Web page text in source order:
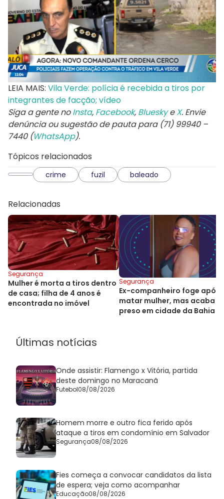
LEIA MAIS: Vila Verde: polícia é recebida a tiros por
integrantes de facção; vídeo
Siga a gente noInsta, Facebook, BlueskyeX. Envie
denúncia ou sugestão de pauta para (71) 99940 –
7440 (WhatsApp).
Tópicos relacionados
crime fuzil baleado
Relacionadas
Segurança
Mulher é morta a tiros dentro
de casa; filha de 4 anos é
encontrada no imóvel
Segurança
Ex-companheiro foge após
matar mulher, mas acaba
preso em cidade da Bahia
Últimas notícias
Onde assistir: Flamengo x Vitória, partida
deste domingo no Maracanã
Futebol08/08/2026
Homem morre e outro fica ferido após
ataque a tiros em condomínio em Salvador
Segurança08/08/2026
Fies começa a convocar candidatos da lista
de espera; veja como acompanhar
Educação08/08/2026